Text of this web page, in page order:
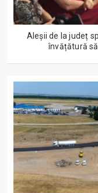
Aleșii de la județ
învățătură